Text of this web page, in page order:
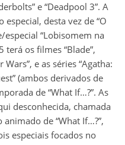
e “Deadpool 3”. A
desta vez de “O
“Lobisomem na
terá os filmes “Blade”,
e as séries “Agatha:
(ambos derivados de
de “What If…?”. As
desconhecida, chamada
de “What If…?”,
especiais focados no